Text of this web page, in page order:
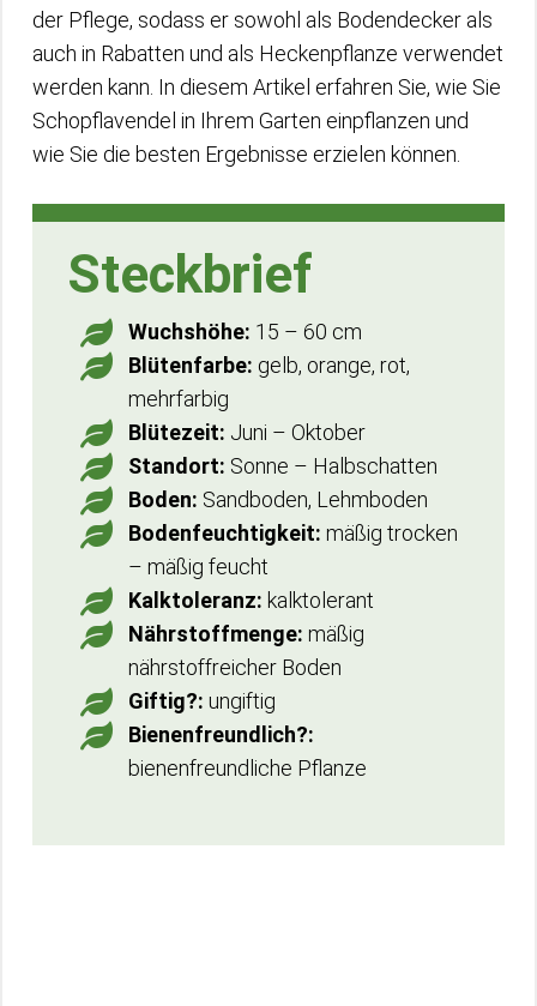
der Pflege, sodass er sowohl als Bodendecker als
auch in Rabatten und als Heckenpflanze verwendet
werden kann. In diesem Artikel erfahren Sie, wie Sie
Schopflavendel in Ihrem Garten einpflanzen und
wie Sie die besten Ergebnisse erzielen können.
Steckbrief
Wuchshöhe: 15 – 60 cm
Blütenfarbe: gelb, orange, rot,
mehrfarbig
Blütezeit: Juni – Oktober
Standort: Sonne – Halbschatten
Boden: Sandboden, Lehmboden
Bodenfeuchtigkeit: mäßig trocken
– mäßig feucht
Kalktoleranz: kalktolerant
Nährstoffmenge: mäßig
nährstoffreicher Boden
Giftig?: ungiftig
Bienenfreundlich?:
bienenfreundliche Pflanze